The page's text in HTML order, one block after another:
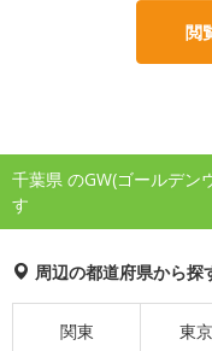
閲
千葉県 のGW(ゴールデン
す
周辺の都道府県から探
関東 東